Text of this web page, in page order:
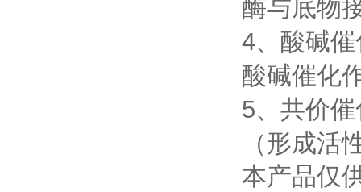
酶与底物
4、酸碱
酸碱催化
5、共价
（形成活
本产品仅